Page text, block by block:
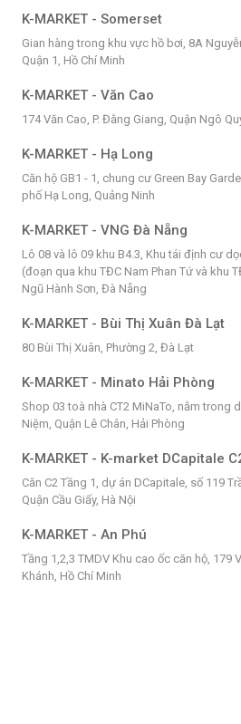
K-MARKET - Somerset
Gian hàng trong khu vực hồ bơi, 8A
Quận 1, Hồ Chí Minh
K-MARKET - Văn Cao
174 Văn Cao, P. Đằng Giang, Quận Ngô
K-MARKET - Hạ Long
Căn hộ GB1 - 1, chung cư Green Bay
phố Hạ Long, Quảng Ninh
K-MARKET - VNG Đà Nẵng
Lô 08 và lô 09 khu B4.3, Khu tái định cư
(đoạn qua khu TĐC Nam Phan Tứ và khu
Ngũ Hành Sơn, Đà Nẵng
K-MARKET - Bùi Thị Xuân Đà Lạt
80 Bùi Thị Xuân, Phường 2, Đà Lạt
K-MARKET - Minato Hải Phòng
Shop 03 toà nhà CT2 MiNaTo, nằm trong
Niệm, Quận Lê Chân, Hải Phòng
K-MARKET - K-market DCapitale
Căn C2 Tầng 1, dự án DCapitale, số 119
Quận Cầu Giấy, Hà Nội
K-MARKET - An Phú
Tầng 1,2,3 TMDV Khu cao ốc căn hộ, 179
Khánh, Hồ Chí Minh